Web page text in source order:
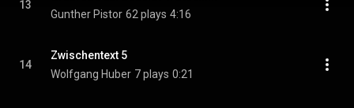
13
Gunther Pistor 62 plays 4:16
14
Zwischentext 5
Wolfgang Huber 7 plays 0:21